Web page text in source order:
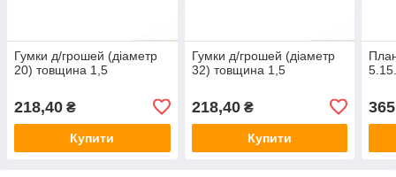
Гумки д/грошей (діаметр
20) товщина 1,5
218,40 ₴
Купити
Гумки д/грошей (діаметр
32) товщина 1,5
218,40₴
Купити